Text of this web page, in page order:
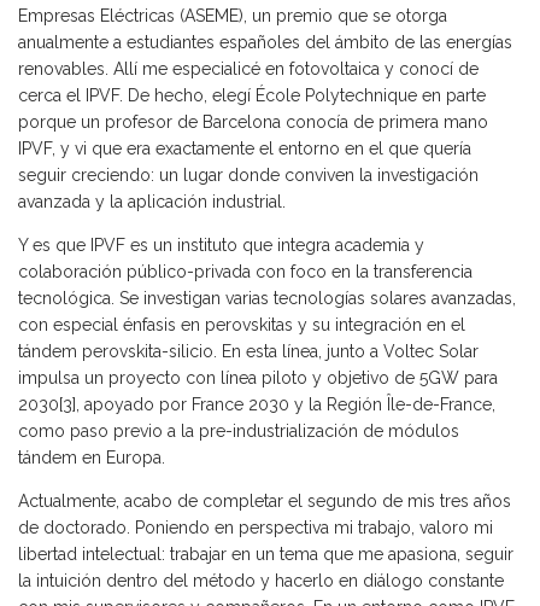
Empresas Eléctricas (ASEME), un premio que se otorga
anualmente a estudiantes españoles del ámbito de las energías
renovables. Allí me especialicé en fotovoltaica y conocí de
cerca el IPVF. De hecho, elegí École Polytechnique en parte
porque un profesor de Barcelona conocía de primera mano
IPVF, y vi que era exactamente el entorno en el que quería
seguir creciendo: un lugar donde conviven la investigación
avanzada y la aplicación industrial.
Y es que IPVF es un instituto que integra academia y
colaboración público-privada con foco en la transferencia
tecnológica. Se investigan varias tecnologías solares avanzadas,
con especial énfasis en perovskitas y su integración en el
tándem perovskita-silicio. En esta línea, junto a Voltec Solar
impulsa un proyecto con línea piloto y objetivo de 5GW para
2030[3], apoyado por France 2030 y la Región Île-de-France,
como paso previo a la pre-industrialización de módulos
tándem en Europa.
Actualmente, acabo de completar el segundo de mis tres años
de doctorado. Poniendo en perspectiva mi trabajo, valoro mi
libertad intelectual: trabajar en un tema que me apasiona, seguir
la intuición dentro del método y hacerlo en diálogo constante